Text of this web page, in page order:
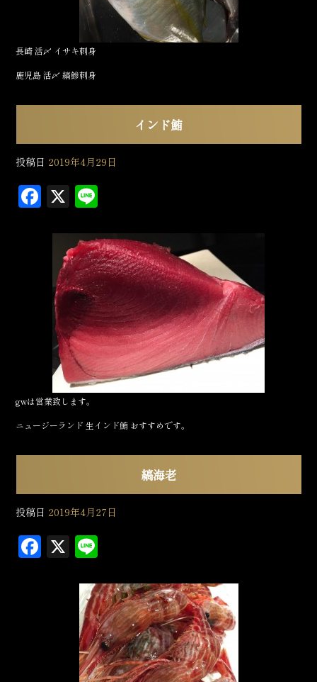
長崎 活〆 イサキ刺身
鹿児島 活〆 縞鰺刺身
インド鮪
投稿日 2019年4月29日
F
a
c
b
o
o
k
X
e
gwは営業致します。
ニュージーランド 生インド鮪 おすすめです。
縞海老
投稿日 2019年4月27日
F
a
X
e